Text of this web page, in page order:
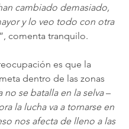
cambiado demasiado,
y lo veo todo con otra
comenta tranquilo.
es que la
dentro de las zonas
no se batalla en la selva –
la lucha va a tornarse en
nos afecta de lleno a las